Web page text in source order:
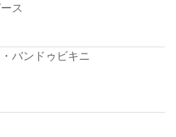
ス
バンドゥビキニ